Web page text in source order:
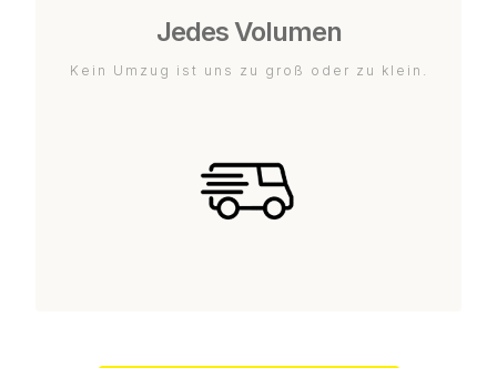
Jedes Volumen
Kein Umzug ist uns zu groß oder zu klein.